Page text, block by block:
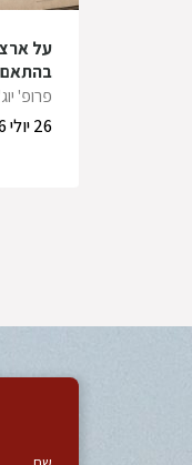
על
בהתאם
פרופ'
26 יולי 2026